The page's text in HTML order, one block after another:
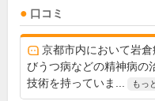
口コミ
京都市内において岩
びうつ病などの精神病の
技術を持っていま...
もっ